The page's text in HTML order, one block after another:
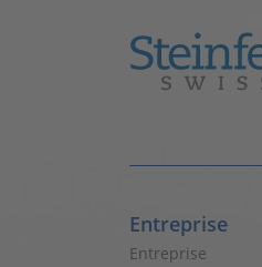
Entreprise
Entreprise